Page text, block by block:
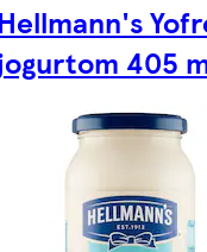
Hellmann's
405